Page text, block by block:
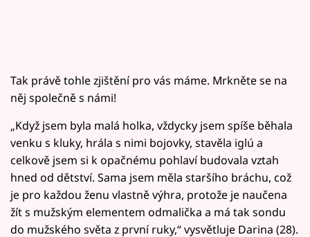
Tak právě tohle zjištění pro vás máme. Mrkněte se na
něj společně s námi!
„Když jsem byla malá holka, vždycky jsem spíše běhala
venku s kluky, hrála s nimi bojovky, stavěla iglú a
celkově jsem si k opačnému pohlaví budovala vztah
hned od dětství. Sama jsem měla staršího bráchu, což
je pro každou ženu vlastně výhra, protože je naučena
žít s mužským elementem odmalička a má tak sondu
do mužského světa z první ruky,“ vysvětluje Darina (28).